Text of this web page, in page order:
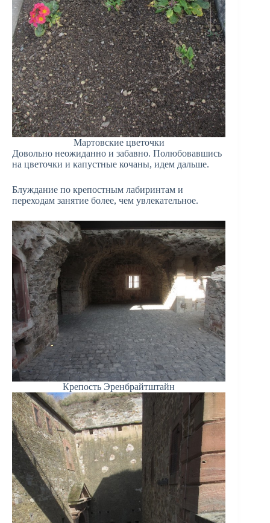
Мартовские цветочки
Довольно неожиданно и забавно. Полюбовавшись
на цветочки и капустные кочаны, идем дальше.
Блуждание по крепостным лабиринтам и
переходам занятие более, чем увлекательное.
Крепость Эренбрайтштайн